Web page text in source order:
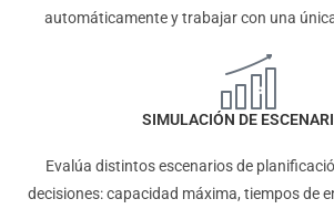
automáticamente y trabajar con una
SIMULACIÓN DE
Evalúa distintos escenarios de
decisiones: capacidad máxima, tiempos de